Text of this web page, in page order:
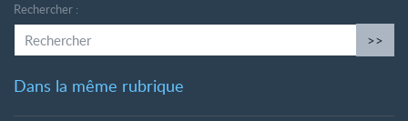
Rechercher :
>>
Dans la même rubrique